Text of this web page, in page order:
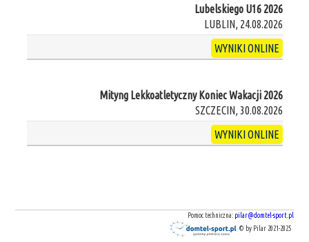
Lubelskiego U16 2026
LUBLIN, 24.08.2026
WYNIKI ONLINE
Mityng Lekkoatletyczny Koniec Wakacji 2026
SZCZECIN, 30.08.2026
WYNIKI ONLINE
Pomoc techniczna: pilar@domtel-sport.pl
© by Pilar 2021-2025